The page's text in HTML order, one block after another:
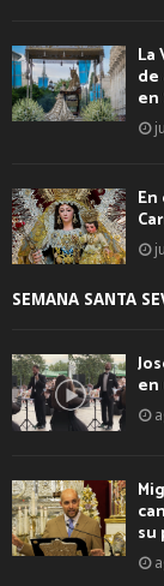
La
de
en
SEMANA SANTA
en
su